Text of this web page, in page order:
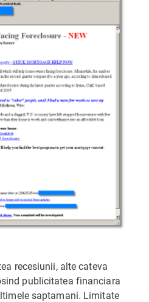
recesiunii, alte cateva
publicitatea financiara
saptamani. Limitate